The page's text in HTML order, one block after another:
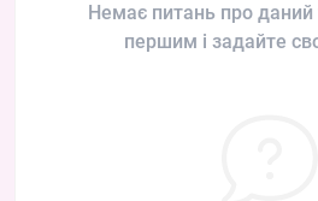
Немає питань про даний
першим і задайте